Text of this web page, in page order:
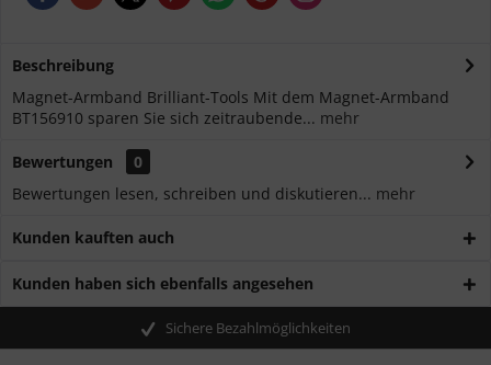
Beschreibung
Magnet-Armband Brilliant-Tools Mit dem Magnet-Armband
BT156910 sparen Sie sich zeitraubende... mehr
Bewertungen
0
Bewertungen lesen, schreiben und diskutieren... mehr
Kunden kauften auch
Kunden haben sich ebenfalls angesehen
Sichere Bezahlmöglichkeiten